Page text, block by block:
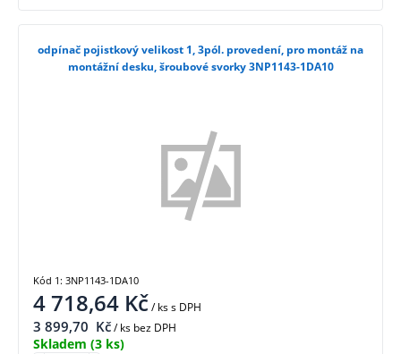
odpínač pojistkový velikost 1, 3pól. provedení, pro montáž na
montážní desku, šroubové svorky 3NP1143-1DA10
4 718,64 Kč/ kss DPH
3 899,70 Kč/ ks bez DPH
Skladem (3 ks)
Kód 1: 3NP1143-1DA10